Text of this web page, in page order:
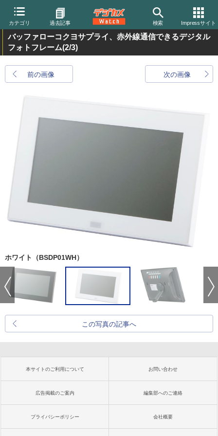
カテゴリ 過去記事 検索 Impressサイト
バッファローコクヨサプライ、赤外線通信できるデジタル
フォトフレーム(2/3)
前の画像 次の画像
ホワイト（BSDP01WH）
この写真の記事へ
本サイトのご利用について お問い合わせ
広告掲載のご案内 編集部へのご連絡
プライバシーポリシー 会社概要